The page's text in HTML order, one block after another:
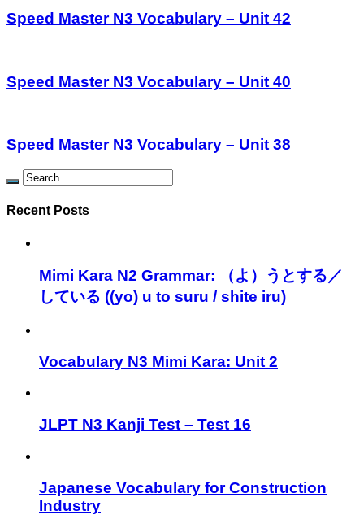
Speed Master N3 Vocabulary – Unit 42
Speed Master N3 Vocabulary – Unit 40
Speed Master N3 Vocabulary – Unit 38
Recent Posts
Mimi Kara N2 Grammar: （よ）うとする／
している ((yo) u to suru / shite iru)
Vocabulary N3 Mimi Kara: Unit 2
JLPT N3 Kanji Test – Test 16
Japanese Vocabulary for Construction
Industry